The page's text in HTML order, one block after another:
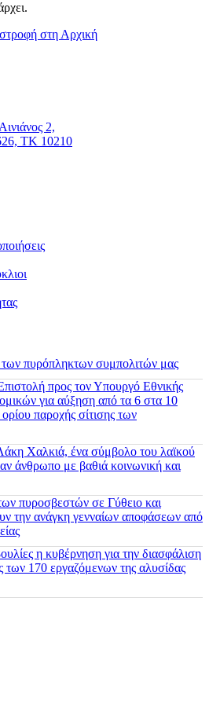
στη Αρχική
2,
ΤΚ 10210
πυρόπληκτων συμπολιτών μας
προς τον Υπουργό Εθνικής
για αύξηση από τα 6 στα 10
παροχής σίτισης των
Χαλκιά, ένα σύμβολο του λαϊκού
άνθρωπο με βαθιά κοινωνική και
πυροσβεστών σε Γύθειο και
την ανάγκη γενναίων αποφάσεων από
η κυβέρνηση για την διασφάλιση
των 170 εργαζόμενων της αλυσίδας